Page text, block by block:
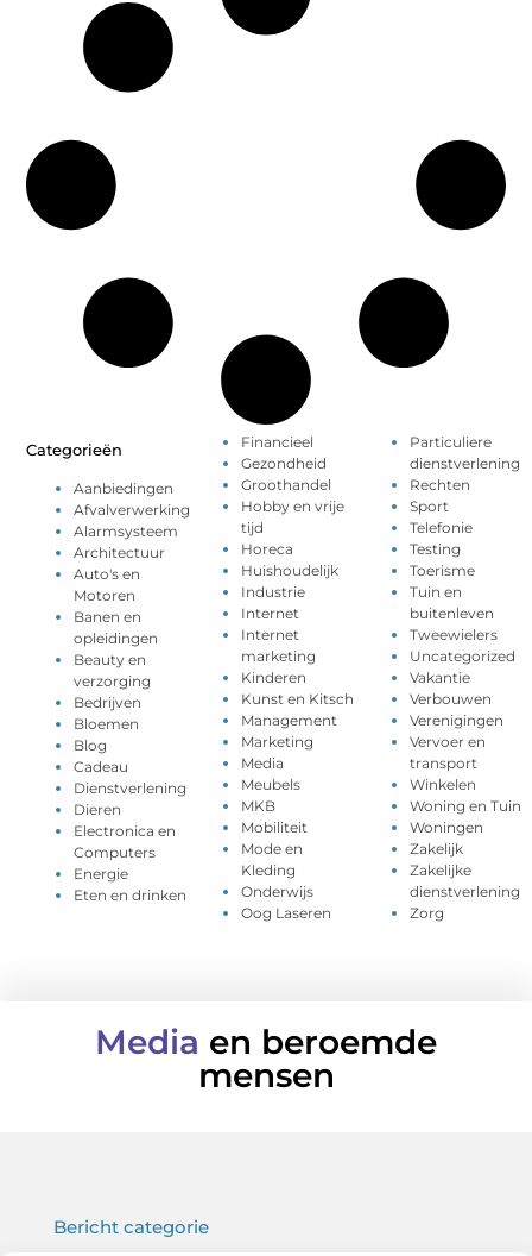
Categorieën
Aanbiedingen
Afvalverwerking
Alarmsysteem
Architectuur
Auto's en
Motoren
Banen en
opleidingen
Beauty en
verzorging
Bedrijven
Bloemen
Blog
Cadeau
Dienstverlening
Dieren
Electronica en
Computers
Energie
Eten en drinken
Financieel
Gezondheid
Groothandel
Hobby en vrije
tijd
Horeca
Huishoudelijk
Industrie
Internet
Internet
marketing
Kinderen
Kunst en Kitsch
Management
Marketing
Media
Meubels
MKB
Mobiliteit
Mode en
Kleding
Onderwijs
Oog Laseren
Particuliere
dienstverlening
Rechten
Sport
Telefonie
Testing
Toerisme
Tuin en
buitenleven
Tweewielers
Uncategorized
Vakantie
Verbouwen
Verenigingen
Vervoer en
transport
Winkelen
Woning en Tuin
Woningen
Zakelijk
Zakelijke
dienstverlening
Zorg
Media en beroemde
mensen
Bericht categorie